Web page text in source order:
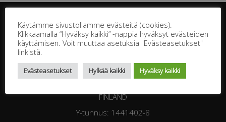
Jasperintie 320
FINLAND
Y-tunnus: 1441402-8
Käytämme sivustollamme evästeitä (cookies).
Klikkaamalla “Hyväksy kaikki” -nappia hyväksyt evästeiden
käyttämisen. Voit muuttaa asetuksia "Evästeasetukset"
linkistä.
Evästeasetukset Hylkää kaikki Hyväksy kaikki